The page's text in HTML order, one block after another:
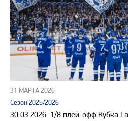
31 МАРТА 2026
Сезон 2025/2026
30.03.2026. 1/8 плей-офф Кубка